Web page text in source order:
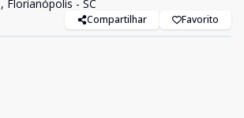
Florianópolis - SC
Compartilhar Favorito